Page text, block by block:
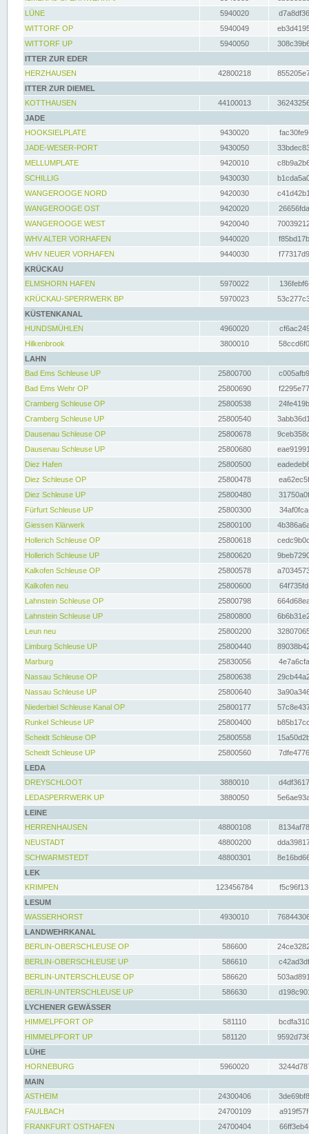
LÜNE
5940020
WITTORF OP
5940049
WITTORF UP
5940050
ITTER ZUR EDER
HERZHAUSEN
42800218
ITTER ZUR DIEMEL
KOTTHAUSEN
44100013
JADE
HOOKSIELPLATE
9430020
JADE-WESER-PORT
9430050
MELLUMPLATE
9420010
SCHILLIG
9430030
WANGEROOGE NORD
9420030
WANGEROOGE OST
9420020
WANGEROOGE WEST
9420040
WHV ALTER VORHAFEN
9440020
WHV NEUER VORHAFEN
9440030
KRÜCKAU
ELMSHORN HAFEN
5970022
KRÜCKAU-SPERRWERK BP
5970023
KÜSTENKANAL
HUNDSMÜHLEN
4960020
Hilkenbrook
3800010
LAHN
Bad Ems Schleuse UP
25800700
Bad Ems Wehr OP
25800690
Cramberg Schleuse OP
25800538
Cramberg Schleuse UP
25800540
Dausenau Schleuse OP
25800678
Dausenau Schleuse UP
25800680
Diez Hafen
25800500
Diez Schleuse OP
25800478
Diez Schleuse UP
25800480
Fürfurt Schleuse UP
25800300
Giessen Klärwerk
25800100
Hollerich Schleuse OP
25800618
Hollerich Schleuse UP
25800620
Kalkofen Schleuse OP
25800578
Kalkofen neu
25800600
Lahnstein Schleuse OP
25800798
Lahnstein Schleuse UP
25800800
Leun neu
25800200
Limburg Schleuse UP
25800440
Marburg
25830056
Nassau Schleuse OP
25800638
Nassau Schleuse UP
25800640
Niederbiel Schleuse Kanal OP
25800177
Runkel Schleuse UP
25800400
Scheidt Schleuse OP
25800558
Scheidt Schleuse UP
25800560
LEDA
DREYSCHLOOT
3880010
LEDASPERRWERK UP
3880050
LEINE
HERRENHAUSEN
48800108
NEUSTADT
48800200
SCHWARMSTEDT
48800301
LEK
KRIMPEN
123456784
LESUM
WASSERHORST
4930010
LANDWEHRKANAL
BERLIN-OBERSCHLEUSE OP
586600
BERLIN-OBERSCHLEUSE UP
586610
BERLIN-UNTERSCHLEUSE OP
586620
BERLIN-UNTERSCHLEUSE UP
586630
LYCHENER GEWÄSSER
HIMMELPFORT OP
581110
HIMMELPFORT UP
581120
LÜHE
HORNEBURG
5960020
MAIN
ASTHEIM
24300406
FAULBACH
24700109
FRANKFURT OSTHAFEN
24700404